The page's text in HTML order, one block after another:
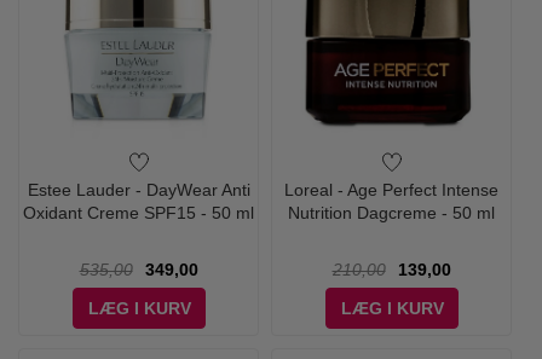
Estee Lauder - DayWear Anti
Oxidant Creme SPF15 - 50 ml
535,00
349,00
LÆG I KURV
Loreal - Age Perfect Intense
Nutrition Dagcreme - 50 ml
210,00
139,00
LÆG I KURV